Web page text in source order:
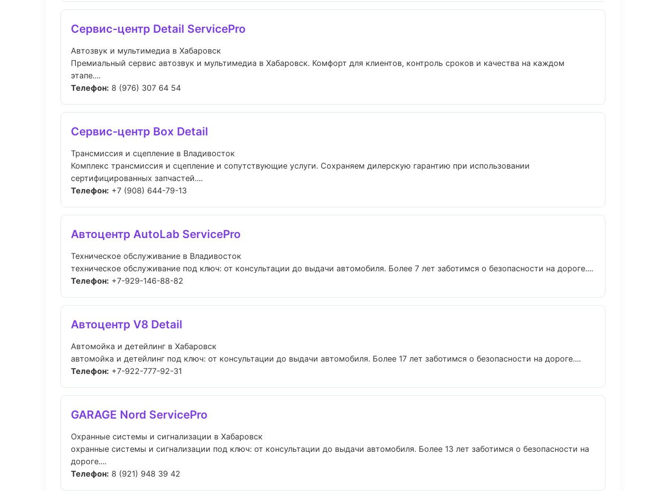
Сервис-центр Detail ServicePro
Автозвук и мультимедиа в Хабаровск
Премиальный сервис автозвук и мультимедиа в Хабаровск. Комфорт для клиентов, контроль сроков и качества на каждом
этапе....
Телефон: 8 (976) 307 64 54
Сервис-центр Box Detail
Трансмиссия и сцепление в Владивосток
Комплекс трансмиссия и сцепление и сопутствующие услуги. Сохраняем дилерскую гарантию при использовании
сертифицированных запчастей....
Телефон: +7 (908) 644-79-13
Автоцентр AutoLab ServicePro
Техническое обслуживание в Владивосток
техническое обслуживание под ключ: от консультации до выдачи автомобиля. Более 7 лет заботимся о безопасности на дороге....
Телефон: +7-929-146-88-82
Автоцентр V8 Detail
Автомойка и детейлинг в Хабаровск
автомойка и детейлинг под ключ: от консультации до выдачи автомобиля. Более 17 лет заботимся о безопасности на дороге....
Телефон: +7-922-777-92-31
GARAGE Nord ServicePro
Охранные системы и сигнализации в Хабаровск
охранные системы и сигнализации под ключ: от консультации до выдачи автомобиля. Более 13 лет заботимся о безопасности на
дороге....
Телефон: 8 (921) 948 39 42